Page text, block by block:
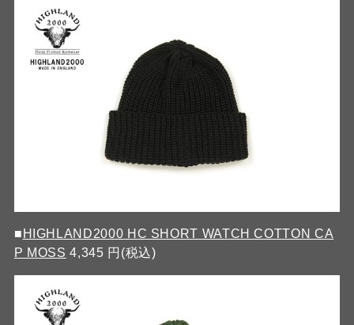
■ HIGHLAND2000 HC SHORT WATCH COTTON CA
P MOSS 4,345 円(税込)